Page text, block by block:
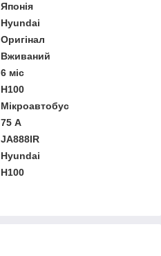
Японія
Hyundai
Оригінал
Вживаний
6 міс
H100
Мікроавтобус
75 А
JA888IR
Hyundai
H100